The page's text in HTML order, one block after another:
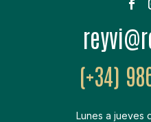
(+34)
Lunes a jueves